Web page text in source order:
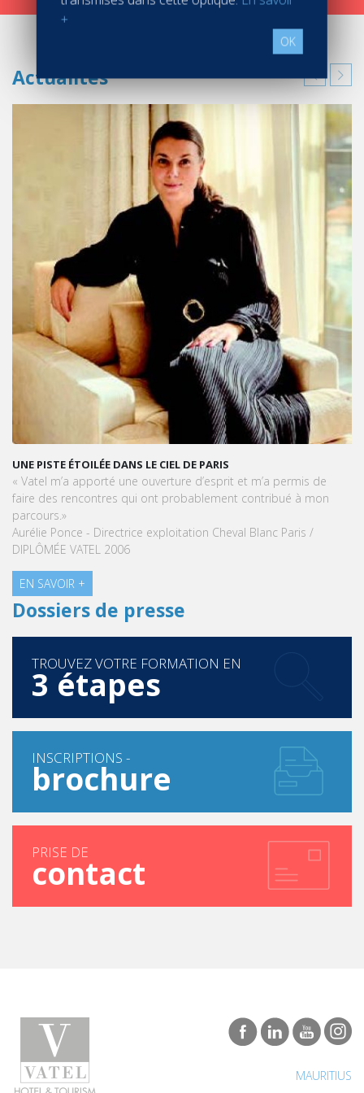
Actualités
UNE PISTE ÉTOILÉE DANS LE CIEL DE PARIS
« Vatel m’a apporté une ouverture d’esprit et m’a permis de
faire des rencontres qui ont probablement contribué à mon
parcours.»
Aurélie Ponce - Directrice exploitation Cheval Blanc Paris /
DIPLÔMÉE VATEL 2006
EN SAVOIR +
Dossiers de presse
TROUVEZ VOTRE FORMATION EN
3 étapes
INSCRIPTIONS -
brochure
PRISE DE
contact
+
OK
MAURITIUS